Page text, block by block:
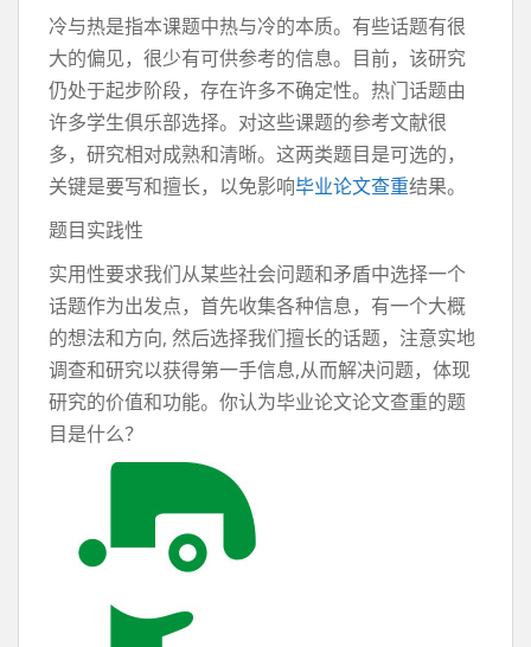
冷与热是指本课题中热与冷的本质。有些话题有很
大的偏见，很少有可供参考的信息。目前，该研究
仍处于起步阶段，存在许多不确定性。热门话题由
许多学生俱乐部选择。对这些课题的参考文献很
多，研究相对成熟和清晰。这两类题目是可选的，
关键是要写和擅长，以免影响毕业论文查重结果。
题目实践性
实用性要求我们从某些社会问题和矛盾中选择一个
话题作为出发点，首先收集各种信息，有一个大概
的想法和方向, 然后选择我们擅长的话题，注意实地
调查和研究以获得第一手信息,从而解决问题，体现
研究的价值和功能。你认为毕业论文论文查重的题
目是什么？